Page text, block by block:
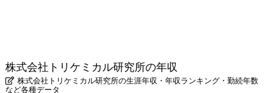
株式会社トリケミカル研究所の年収
株式会社トリケミカル研究所の生涯年収・年収ランキング・勤続年数
など各種データ